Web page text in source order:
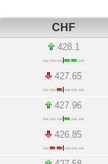
CHF
428.1
427.65
427.96
426.85